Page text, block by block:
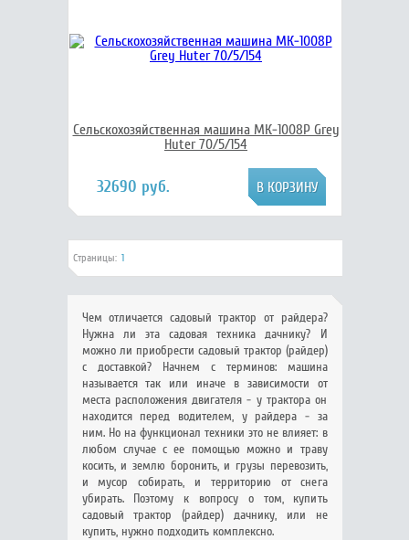
Сельскохозяйственная машина МК-1008Р Grey
Huter 70/5/154
32690 руб.
Страницы: 1
Чем отличается садовый трактор от райдера?
Нужна ли эта садовая техника дачнику? И
можно ли приобрести садовый трактор (райдер)
с доставкой? Начнем с терминов: машина
называется так или иначе в зависимости от
места расположения двигателя - у трактора он
находится перед водителем, у райдера - за
ним. Но на функционал техники это не влияет: в
любом случае с ее помощью можно и траву
косить, и землю боронить, и грузы перевозить,
и мусор собирать, и территорию от снега
убирать. Поэтому к вопросу о том, купить
садовый трактор (райдер) дачнику, или не
купить, нужно подходить комплексно.